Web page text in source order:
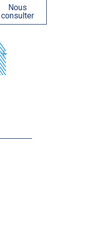
Nous
consulter